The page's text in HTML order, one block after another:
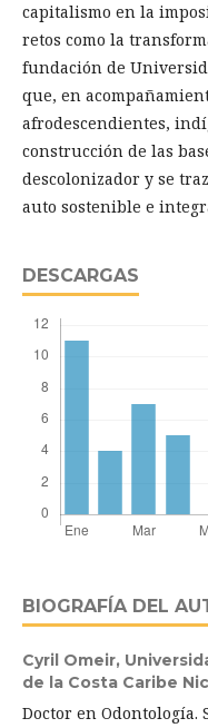
capitalismo en la
retos como la
fundación de
que, en
afrodescendientes,
construcción de las
descolonizador y se
auto sostenible e
DESCARGAS
BIOGRAFÍA DEL
Cyril Omeir,
de la Costa Caribe
Doctor en Odontología.